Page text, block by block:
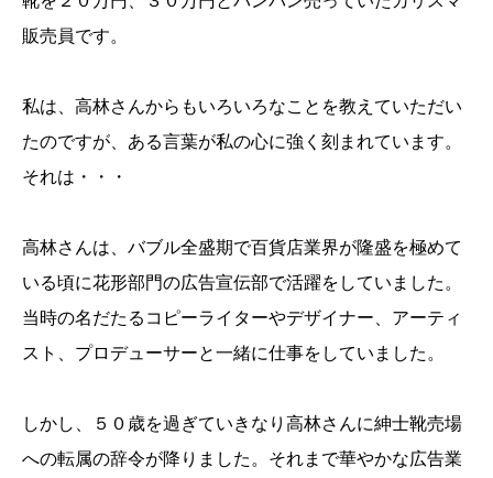
販売員です。
私は、高林さんからもいろいろなことを教えていただい
たのですが、ある言葉が私の心に強く刻まれています。
それは・・・
高林さんは、バブル全盛期で百貨店業界が隆盛を極めて
いる頃に花形部門の広告宣伝部で活躍をしていました。
当時の名だたるコピーライターやデザイナー、アーティ
スト、プロデューサーと一緒に仕事をしていました。
しかし、５０歳を過ぎていきなり高林さんに紳士靴売場
への転属の辞令が降りました。それまで華やかな広告業